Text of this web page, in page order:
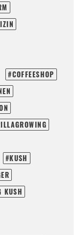
COFFEESHOP
KUSH
KUSH